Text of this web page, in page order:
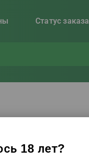
Статус заказа
18 лет?
товара)